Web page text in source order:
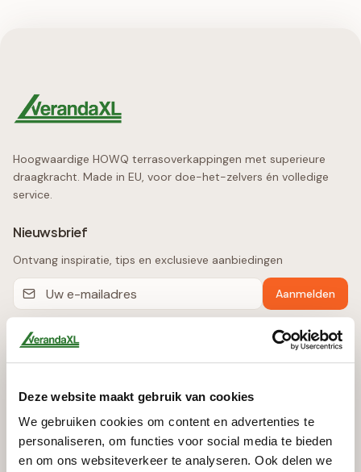
Deze website maakt gebruik van cookies
We gebruiken cookies om content en advertenties te
personaliseren, om functies voor social media te bieden
en om ons websiteverkeer te analyseren. Ook delen we
Hoogwaardige HOWQ terrasoverkappingen met superieure
draagkracht. Made in EU, voor doe-het-zelvers én volledige
service.
Nieuwsbrief
Ontvang inspiratie, tips en exclusieve aanbiedingen
Aanmelden
Producten
Glazen Schuifwanden
Schuifpui